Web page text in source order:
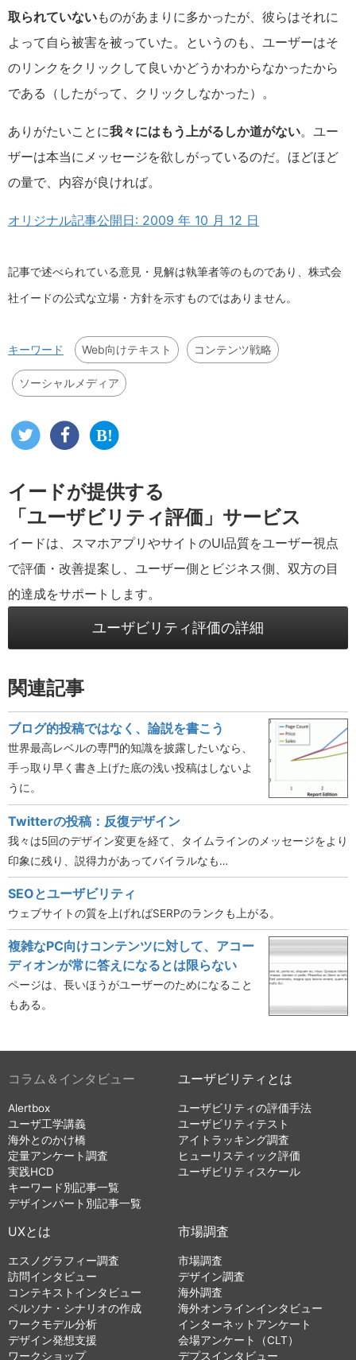
取られていないものがあまりに多かったが、彼らはそれに
よって自ら被害を被っていた。というのも、ユーザーはそ
のリンクをクリックして良いかどうかわからなかったから
である（したがって、クリックしなかった）。
ありがたいことに我々にはもう上がるしか道がない。ユー
ザーは本当にメッセージを欲しがっているのだ。ほどほど
の量で、内容が良ければ。
オリジナル記事公開日: 2009 年 10 月 12 日
記事で述べられている意見・見解は執筆者等のものであり、株式会
社イードの公式な立場・方針を示すものではありません。
キーワード Web向けテキスト コンテンツ戦略
ソーシャルメディア
イードが提供する
「ユーザビリティ評価」サービス
イードは、スマホアプリやサイトのUI品質をユーザー視点
で評価・改善提案し、ユーザー側とビジネス側、双方の目
的達成をサポートします。
ユーザビリティ評価の詳細
関連記事
ブログ的投稿ではなく、論説を書こう
世界最高レベルの専門的知識を披露したいなら、
手っ取り早く書き上げた底の浅い投稿はしないよ
うに。
Twitterの投稿：反復デザイン
我々は5回のデザイン変更を経て、タイムラインのメッセージをより
印象に残り、説得力があってバイラルなも…
SEOとユーザビリティ
ウェブサイトの質を上げればSERPのランクも上がる。
複雑なPC向けコンテンツに対して、アコー
ディオンが常に答えになるとは限らない
ページは、長いほうがユーザーのためになること
もある。
コラム＆インタビュー
Alertbox
ユーザ工学講義
海外とのかけ橋
定量アンケート調査
実践HCD
キーワード別記事一覧
デザインパート別記事一覧
ユーザビリティとは
ユーザビリティの評価手法
ユーザビリティテスト
アイトラッキング調査
ヒューリスティック評価
ユーザビリティスケール
UXとは
エスノグラフィー調査
訪問インタビュー
コンテキストインタビュー
ペルソナ・シナリオの作成
ワークモデル分析
デザイン発想支援
ワークショップ
市場調査
市場調査
デザイン調査
海外調査
海外オンラインインタビュー
インターネットアンケート
会場アンケート（CLT）
デプスインタビュー